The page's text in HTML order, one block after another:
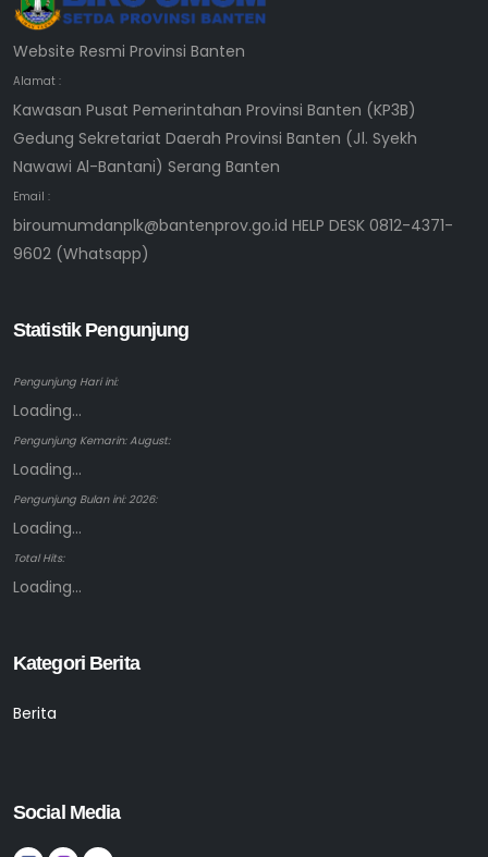
Website Resmi Provinsi Banten
Alamat :
Kawasan Pusat Pemerintahan Provinsi Banten (KP3B)
Gedung Sekretariat Daerah Provinsi Banten (Jl. Syekh
Nawawi Al-Bantani) Serang Banten
Email :
biroumumdanplk@bantenprov.go.id HELP DESK 0812-4371-
9602 (Whatsapp)
Statistik Pengunjung
Pengunjung Hari ini:
Loading...
Pengunjung Kemarin: August:
Loading...
Pengunjung Bulan ini: 2026:
Loading...
Total Hits:
Loading...
Kategori Berita
Berita
Social Media